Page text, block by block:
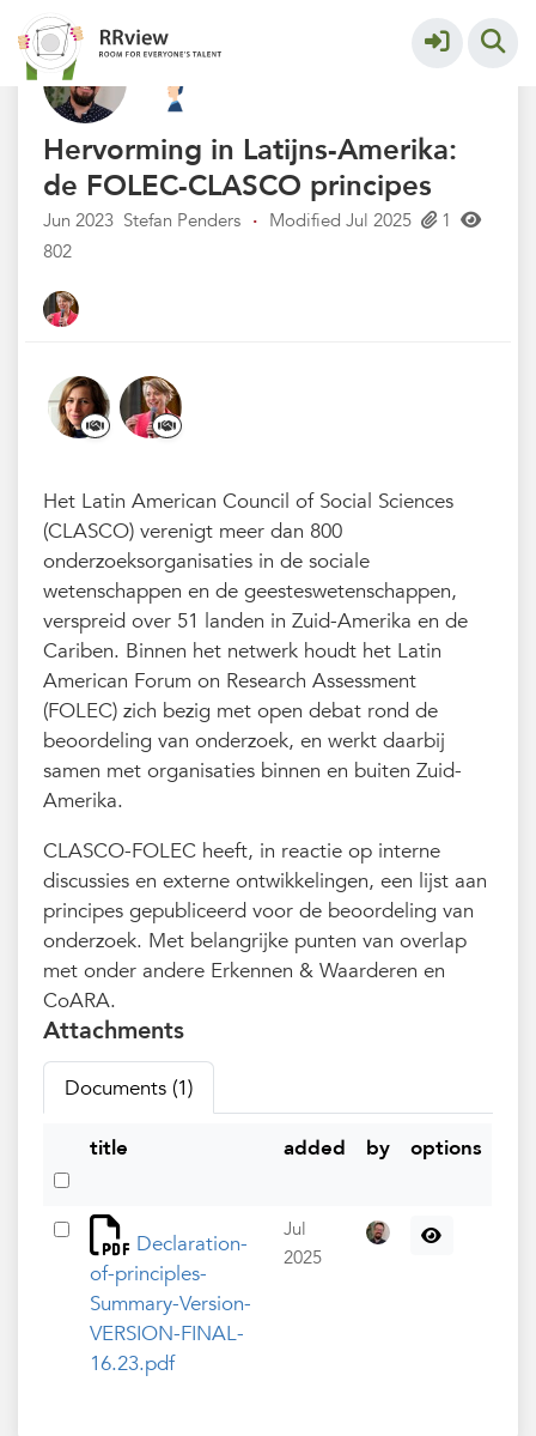
Kennisbank // Knowledge Base More
Hervorming in Latijns-Amerika:
de FOLEC-CLASCO principes
Jun 2023 Stefan Penders · Modified Jul 2025
1
802
Het Latin American Council of Social Sciences
(CLASCO) verenigt meer dan 800
onderzoeksorganisaties in de sociale
wetenschappen en de geesteswetenschappen,
verspreid over 51 landen in Zuid-Amerika en de
Cariben. Binnen het netwerk houdt het Latin
American Forum on Research Assessment
(FOLEC) zich bezig met open debat rond de
beoordeling van onderzoek, en werkt daarbij
samen met organisaties binnen en buiten Zuid-
Amerika.
CLASCO-FOLEC heeft, in reactie op interne
discussies en externe ontwikkelingen, een lijst aan
principes gepubliceerd voor de beoordeling van
onderzoek. Met belangrijke punten van overlap
met onder andere Erkennen & Waarderen en
CoARA.
Attachments
Documents (1)
title added by options
Declaration-
of-principles-
Summary-Version-
VERSION-FINAL-
16.23.pdf
Jul
2025